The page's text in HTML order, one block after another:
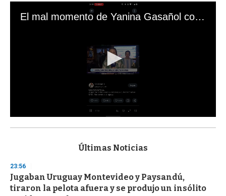
El mal momento de Yanina Gasañol con un hincha argentino en "Subrayado"
s
d
s
o
f
Últimas Noticias
23:56
Jugaban Uruguay Montevideo y Paysandú,
tiraron la pelota afuera y se produjo un insólito